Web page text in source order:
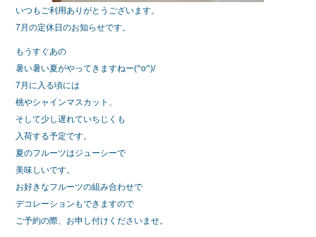
いつもご利用ありがとうございます。
7月の定休日のお知らせです。
もうすぐあの
暑い暑い夏がやってきますねー(^o^)/
7月に入る頃には
桃やシャインマスカット、
そして少し遅れていちじくも
入荷する予定です。
夏のフルーツはジューシーで
美味しいです。
お好きなフルーツの組み合わせで
デコレーションもできますので
ご予約の際、お申し付けくださいませ。